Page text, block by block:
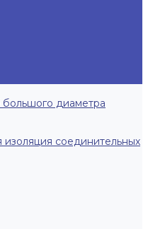
большого диаметра
соединительных